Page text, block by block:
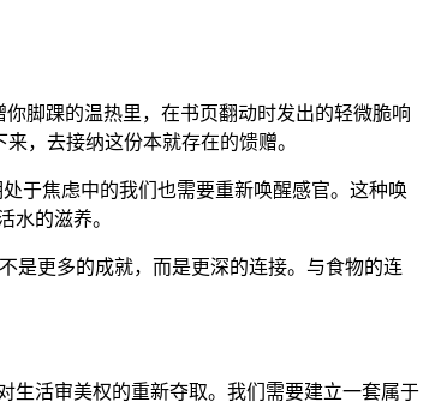
脚踝的温热里，在书页翻动时发出的轻微脆响
，去接纳这份本就存在的馈赠。
于焦虑中的我们也需要重新唤醒感官。这种唤
水的滋养。
是更多的成就，而是更深的连接。与食物的连
生活审美权的重新夺取。我们需要建立一套属于